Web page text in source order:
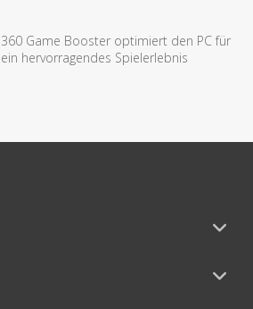
360 Game Booster optimiert den PC für
ein hervorragendes Spielerlebnis